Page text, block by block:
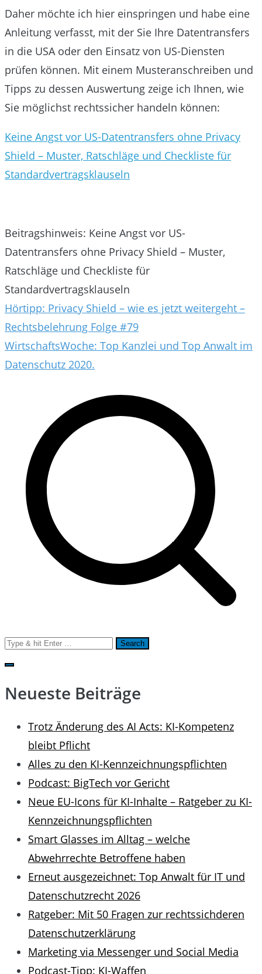
Daher möchte ich hier einspringen und habe eine
Anleitung verfasst, mit der Sie Ihre Datentransfers
in die USA oder den Einsatz von US-Diensten
prüfen können. Mit einem Musteranschreiben und
Tipps zu dessen Auswertung zeige ich Ihnen, wie
Sie möglichst rechtssicher handeln können:
Keine Angst vor US-Datentransfers ohne Privacy
Shield – Muster, Ratschläge und Checkliste für
Standardvertragsklauseln
Beitragshinweis: Keine Angst vor US-
Datentransfers ohne Privacy Shield – Muster,
Ratschläge und Checkliste für
Standardvertragsklauseln
Beitragsnavigation
Hörtipp: Privacy Shield – wie es jetzt weitergeht –
Rechtsbelehrung Folge #79
WirtschaftsWoche: Top Kanzlei und Top Anwalt im
Datenschutz 2020.
Search
for:
Neueste Beiträge
Trotz Änderung des AI Acts: KI-Kompetenz
bleibt Pflicht
Alles zu den KI-Kennzeichnungspflichten
Podcast: BigTech vor Gericht
Neue EU-Icons für KI-Inhalte – Ratgeber zu KI-
Kennzeichnungspflichten
Smart Glasses im Alltag – welche
Abwehrrechte Betroffene haben
Erneut ausgezeichnet: Top Anwalt für IT und
Datenschutzrecht 2026
Ratgeber: Mit 50 Fragen zur rechtssichderen
Datenschutzerklärung
Marketing via Messenger und Social Media
Podcast-Tipp: KI-Waffen